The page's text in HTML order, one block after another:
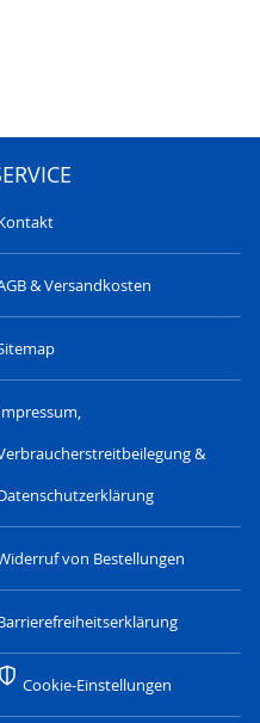
& Versandkosten
&
von Bestellungen
Cookie-Einstellungen